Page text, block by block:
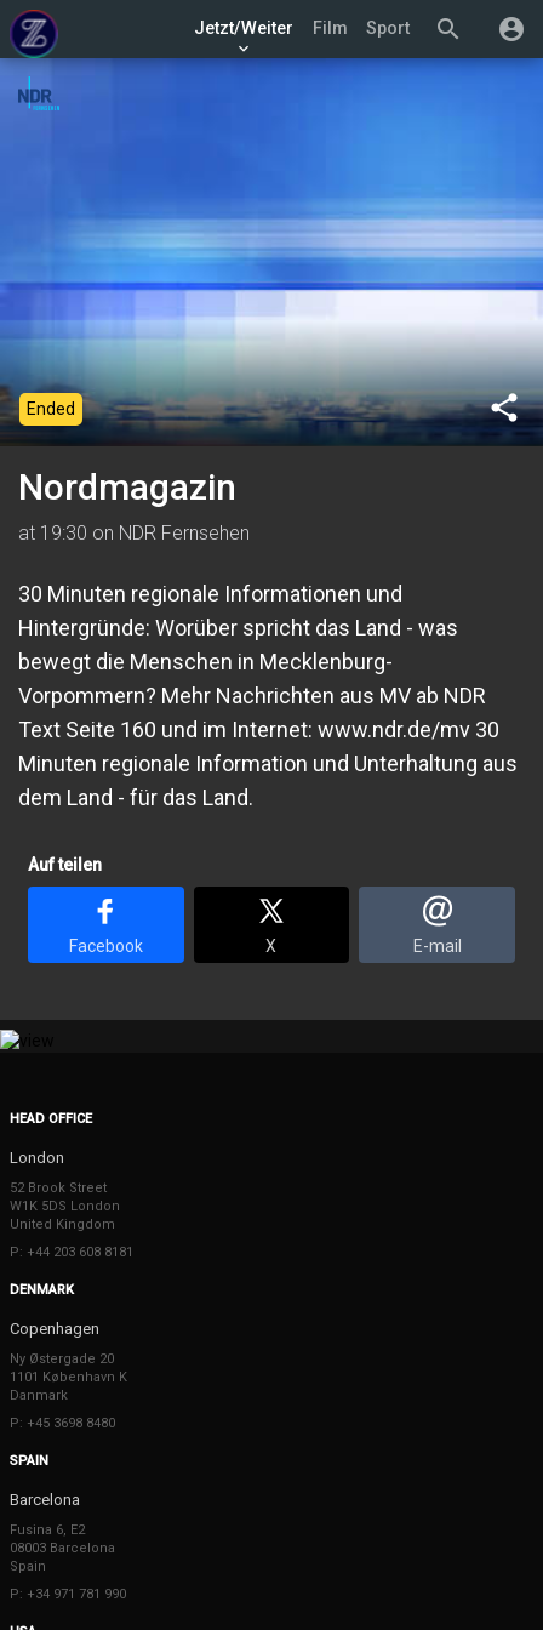
search account_circle
Jetzt/Weiter
keyboard_arrow_down
Film Sport
share
Ended
Nordmagazin
at 19:30 on NDR Fernsehen
30 Minuten regionale Informationen und
Hintergründe: Worüber spricht das Land - was
bewegt die Menschen in Mecklenburg-
Vorpommern? Mehr Nachrichten aus MV ab NDR
Text Seite 160 und im Internet: www.ndr.de/mv 30
Minuten regionale Information und Unterhaltung aus
dem Land - für das Land.
Auf teilen
Facebook X E-mail
HEAD OFFICE
London
52 Brook Street
W1K 5DS London
United Kingdom
P: +44 203 608 8181
DENMARK
Copenhagen
Ny Østergade 20
1101 København K
Danmark
P: +45 3698 8480
SPAIN
Barcelona
Fusina 6, E2
08003 Barcelona
Spain
P: +34 971 781 990